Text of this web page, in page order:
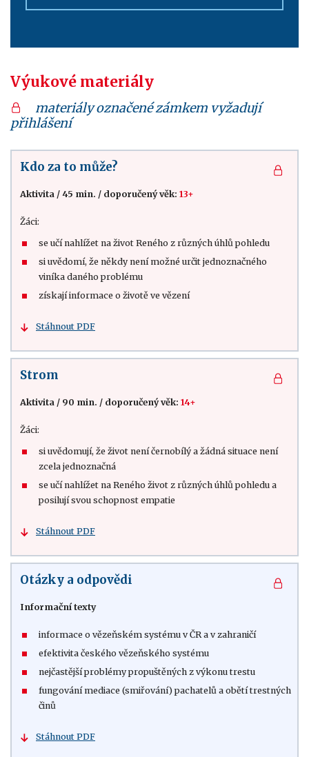
Výukové materiály
materiály označené zámkem vyžadují
přihlášení
Kdo za to může?
Aktivita / 45 min. / doporučený věk: 13+
Žáci:
se učí nahlížet na život Reného z různých úhlů pohledu
si uvědomí, že někdy není možné určit jednoznačného
viníka daného problému
získají informace o životě ve vězení
Stáhnout PDF
Strom
Aktivita / 90 min. / doporučený věk: 14+
Žáci:
si uvědomují, že život není černobílý a žádná situace není
zcela jednoznačná
se učí nahlížet na Reného život z různých úhlů pohledu a
posilují svou schopnost empatie
Stáhnout PDF
Otázky a odpovědi
Informační texty
informace o vězeňském systému v ČR a v zahraničí
efektivita českého vězeňského systému
nejčastější problémy propuštěných z výkonu trestu
fungování mediace (smiřování) pachatelů a obětí trestných
činů
Stáhnout PDF